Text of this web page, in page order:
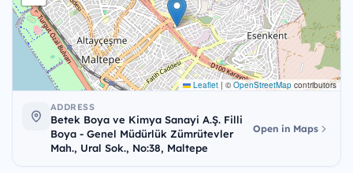
Leaflet | ©OpenStreetMap contributors
ADDRESS
Betek Boya ve Kimya Sanayi A.Ş. Filli
Boya - Genel Müdürlük Zümrütevler
Mah., Ural Sok., No:38, Maltepe
Open in Maps